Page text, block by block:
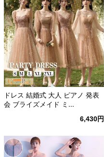
ドレス 結婚式 大人 ピアノ 発表
会 ブライズメイド ミ...
6,430円